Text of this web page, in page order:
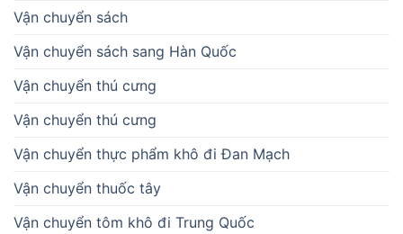
Vận chuyển sách
Vận chuyển sách sang Hàn Quốc
Vận chuyển thú cưng
Vận chuyển thú cưng
Vận chuyển thực phẩm khô đi Đan Mạch
Vận chuyển thuốc tây
Vận chuyển tôm khô đi Trung Quốc